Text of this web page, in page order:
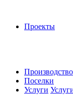
Проекты
Производство
Поселки
Услуги